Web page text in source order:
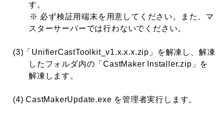
す。
※ 必ず検証用端末を用意してください。また、マ
スターサーバーでは行わないでください。
(3)「UnifierCastToolkit_v1.x.x.x.zip」を解凍し、解凍
したフォルダ内の「CastMaker Installer.zip」を
解凍します。
(4) CastMakerUpdate.exe を管理者実行します。